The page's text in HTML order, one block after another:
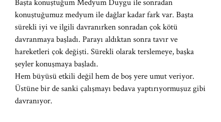
Başta konuştuğum Medyum Duygu ile sonradan
konuştuğumuz medyum ile dağlar kadar fark var. Başta
sürekli iyi ve ilgili davranırken sonradan çok kötü
davranmaya başladı. Parayı aldıktan sonra tavır ve
hareketleri çok değişti. Sürekli olarak terslemeye, başka
şeyler konuşmaya başladı.
Hem büyüsü etkili değil hem de boş yere umut veriyor.
Üstüne bir de sanki çalışmayı bedava yaptırıyormuşuz gibi
davranıyor.